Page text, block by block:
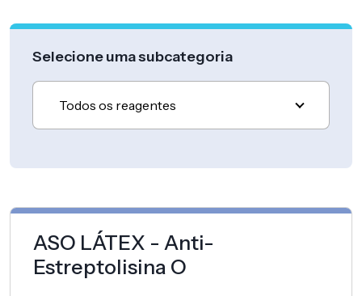
Selecione uma subcategoria
Todos os reagentes
ASO LÁTEX - Anti-
Estreptolisina O